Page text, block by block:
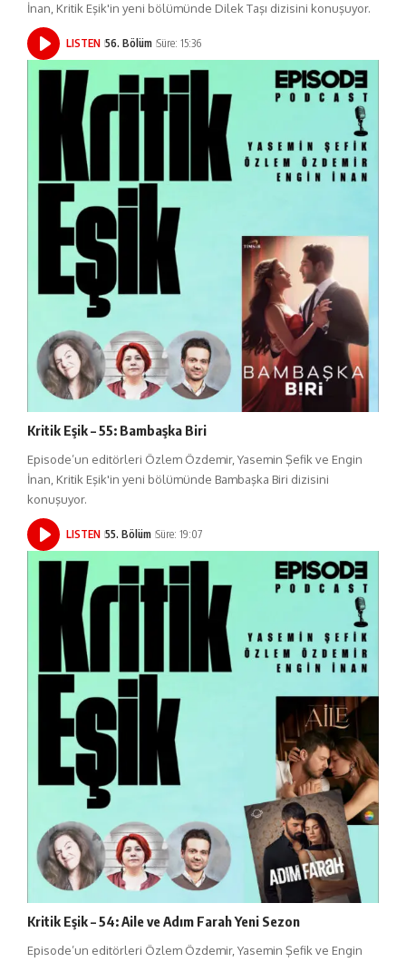
İnan, Kritik Eşik'in yeni bölümünde Dilek Taşı dizisini konuşuyor.
LISTEN 56. Bölüm Süre: 15:36
Kritik Eşik – 55: Bambaşka Biri
Episode’un editörleri Özlem Özdemir, Yasemin Şefik ve Engin
İnan, Kritik Eşik'in yeni bölümünde Bambaşka Biri dizisini
konuşuyor.
LISTEN 55. Bölüm Süre: 19:07
Kritik Eşik – 54: Aile ve Adım Farah Yeni Sezon
Episode’un editörleri Özlem Özdemir, Yasemin Şefik ve Engin